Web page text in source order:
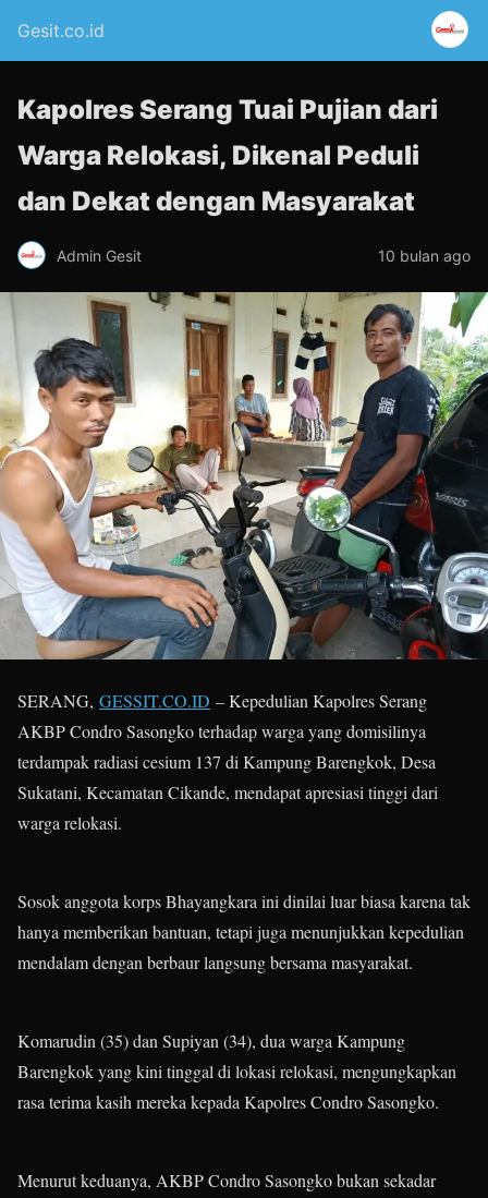
Gesit.co.id
Kapolres Serang Tuai Pujian dari
Warga Relokasi, Dikenal Peduli
dan Dekat dengan Masyarakat
Admin Gesit 10 bulan ago
SERANG, GESSIT.CO.ID – Kepedulian Kapolres Serang
AKBP Condro Sasongko terhadap warga yang domisilinya
terdampak radiasi cesium 137 di Kampung Barengkok, Desa
Sukatani, Kecamatan Cikande, mendapat apresiasi tinggi dari
warga relokasi.
Sosok anggota korps Bhayangkara ini dinilai luar biasa karena tak
hanya memberikan bantuan, tetapi juga menunjukkan kepedulian
mendalam dengan berbaur langsung bersama masyarakat.
Komarudin (35) dan Supiyan (34), dua warga Kampung
Barengkok yang kini tinggal di lokasi relokasi, mengungkapkan
rasa terima kasih mereka kepada Kapolres Condro Sasongko.
Menurut keduanya, AKBP Condro Sasongko bukan sekadar